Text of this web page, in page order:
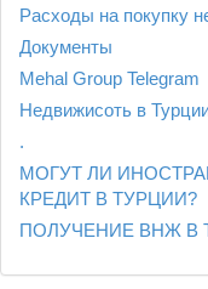
Расходы на покупку
Документы
Mehal Group Telegram
Недвижисоть в
.
МОГУТ ЛИ
КРЕДИТ В ТУРЦИИ?
ПОЛУЧЕНИЕ ВНЖ В